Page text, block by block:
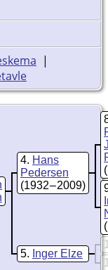
|
4 Hans
Pedersen
(1932 – 2009)
5 Inger Elze